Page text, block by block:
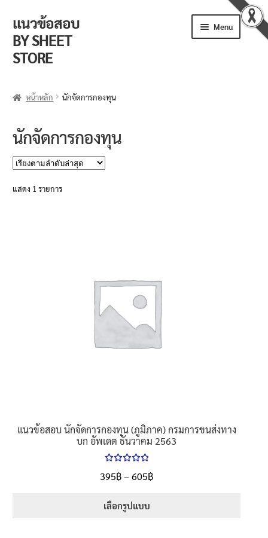
Skip
to
navigation
Skip
to
content
แนวข้อสอบ
BY SHEET
STORE
Menu
วิธีการสั่งซื้อ
แจ้งชำระเงิน
นโยบายคืนสินค้าและการจัดส่ง​
หน้าหลัก นักจัดการกองทุน
นักจัดการกองทุน
แสดง 1 รายการ
แนวข้อสอบ นักจัดการกองทุน (ภูมิภาค) กรมการขนส่งทาง
บก อัพเดต ธันวาคม 2563
5.00
ตั้งแต่
395฿– 605฿Price
เลือกรูปแบบ